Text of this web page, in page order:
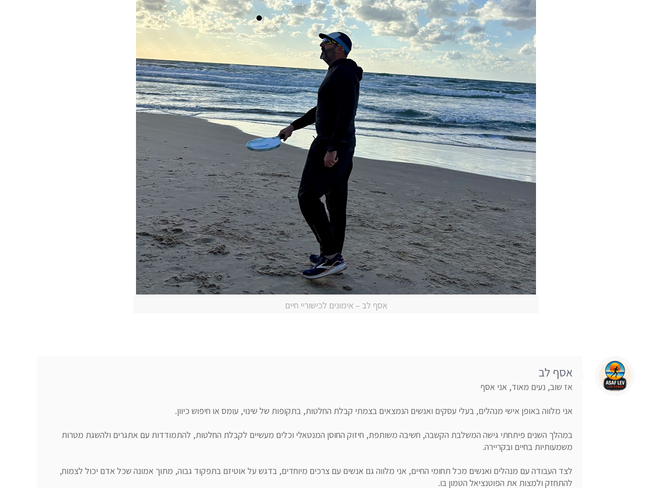
אסף לב – אימונים לכישוריי חיים
אסף לב